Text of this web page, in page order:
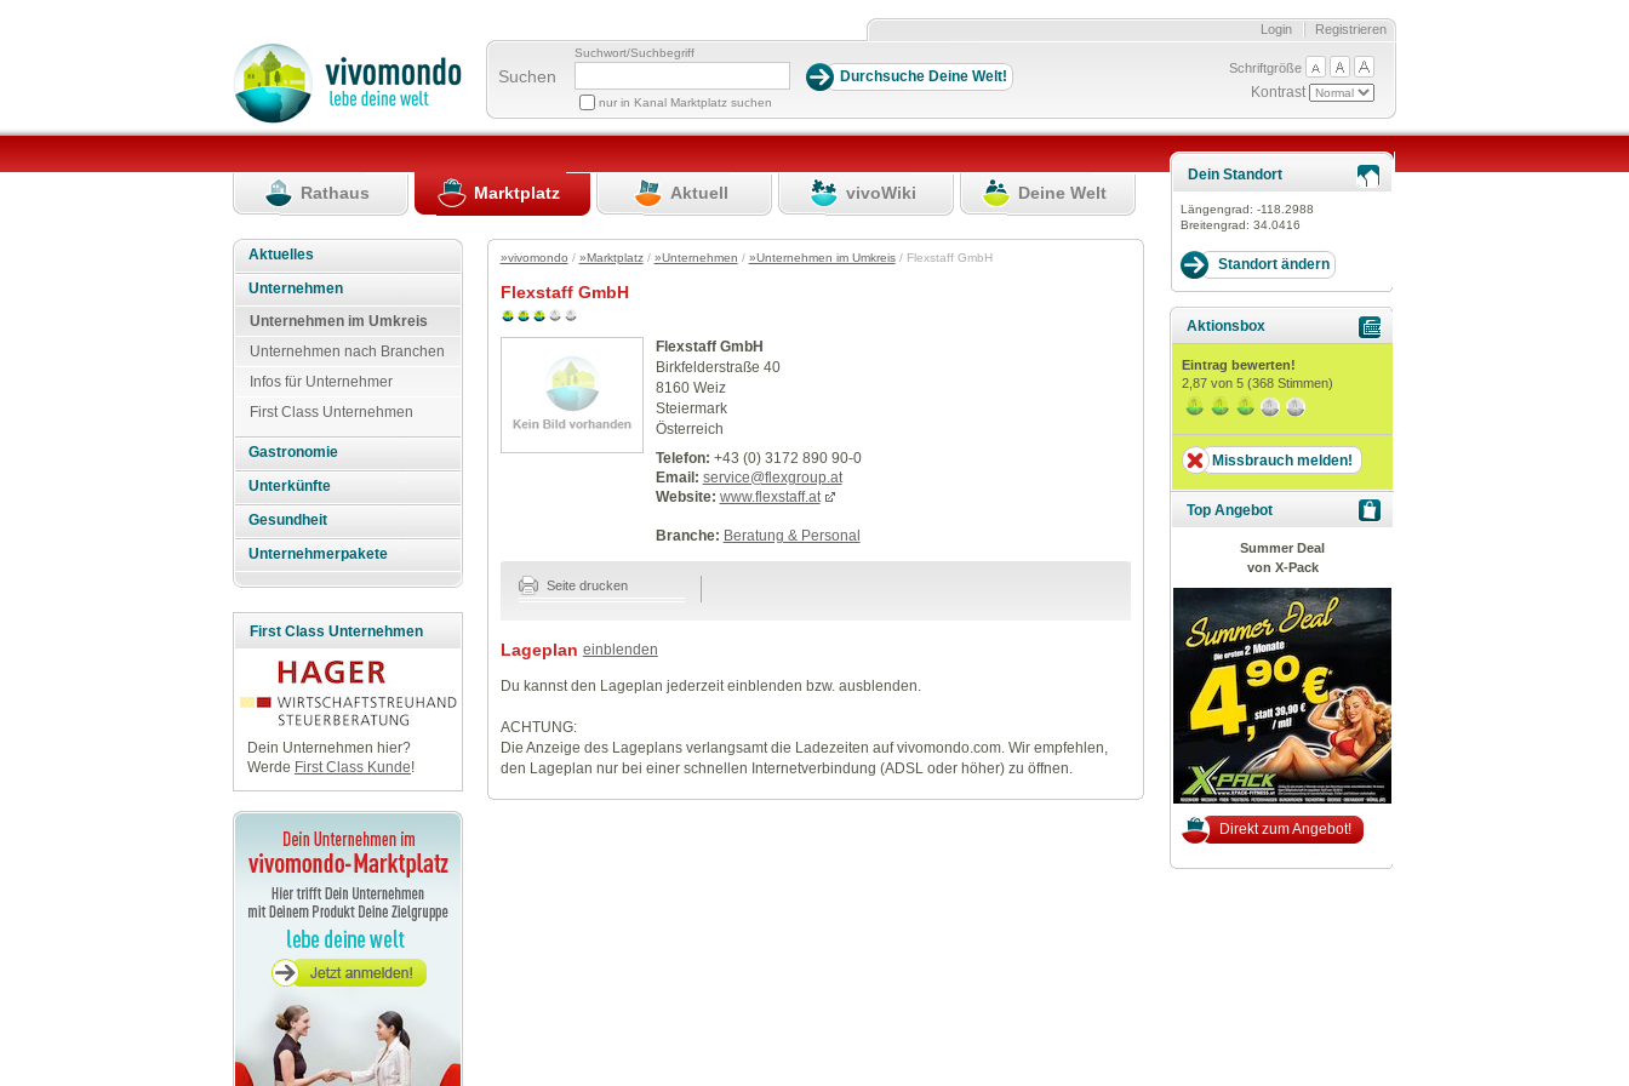
Registrieren
Login
Suchen
Suchwort/Suchbegriff
nur in Kanal Marktplatz suchen
Schriftgröße
Kontrast
Rathaus Marktplatz Aktuell vivoWiki Deine Welt
Aktuelles
Unternehmen
Unternehmen im Umkreis
Unternehmen nach Branchen
Infos für Unternehmer
First Class Unternehmen
Gastronomie
Unterkünfte
Gesundheit
Unternehmerpakete
First Class Unternehmen
Dein Unternehmen hier?
Werde First Class Kunde!
»vivomondo / »Marktplatz/ »Unternehmen / »Unternehmen im Umkreis/ Flexstaff GmbH
Flexstaff GmbH
Flexstaff GmbH
Birkfelderstraße 40
8160 Weiz
Steiermark
Österreich
Telefon: +43 (0) 3172 890 90-0
Email: service@flexgroup.at
Website: www.flexstaff.at
Branche: Beratung & Personal
Seite drucken
Lageplan einblenden
Du kannst den Lageplan jederzeit einblenden bzw. ausblenden.
ACHTUNG:
Die Anzeige des Lageplans verlangsamt die Ladezeiten auf vivomondo.com. Wir empfehlen,
den Lageplan nur bei einer schnellen Internetverbindung (ADSL oder höher) zu öffnen.
Dein Standort
Längengrad: -118.2988
Breitengrad: 34.0416
Aktionsbox
Eintrag bewerten!
2,87 von 5 (368 Stimmen)
Missbrauch melden!
Top Angebot
Summer Deal
von X-Pack
Direkt zum Angebot!